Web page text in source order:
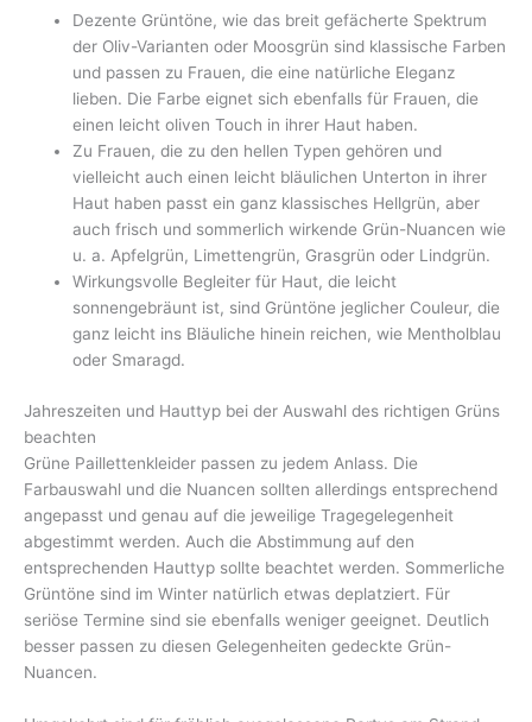
Dezente Grüntöne, wie das breit gefächerte Spektrum
der Oliv-Varianten oder Moosgrün sind klassische Farben
und passen zu Frauen, die eine natürliche Eleganz
lieben. Die Farbe eignet sich ebenfalls für Frauen, die
einen leicht oliven Touch in ihrer Haut haben.
Zu Frauen, die zu den hellen Typen gehören und
vielleicht auch einen leicht bläulichen Unterton in ihrer
Haut haben passt ein ganz klassisches Hellgrün, aber
auch frisch und sommerlich wirkende Grün-Nuancen wie
u. a. Apfelgrün, Limettengrün, Grasgrün oder Lindgrün.
Wirkungsvolle Begleiter für Haut, die leicht
sonnengebräunt ist, sind Grüntöne jeglicher Couleur, die
ganz leicht ins Bläuliche hinein reichen, wie Mentholblau
oder Smaragd.
Jahreszeiten und Hauttyp bei der Auswahl des richtigen Grüns
beachten
Grüne Paillettenkleider passen zu jedem Anlass. Die
Farbauswahl und die Nuancen sollten allerdings entsprechend
angepasst und genau auf die jeweilige Tragegelegenheit
abgestimmt werden. Auch die Abstimmung auf den
entsprechenden Hauttyp sollte beachtet werden. Sommerliche
Grüntöne sind im Winter natürlich etwas deplatziert. Für
seriöse Termine sind sie ebenfalls weniger geeignet. Deutlich
besser passen zu diesen Gelegenheiten gedeckte Grün-
Nuancen.